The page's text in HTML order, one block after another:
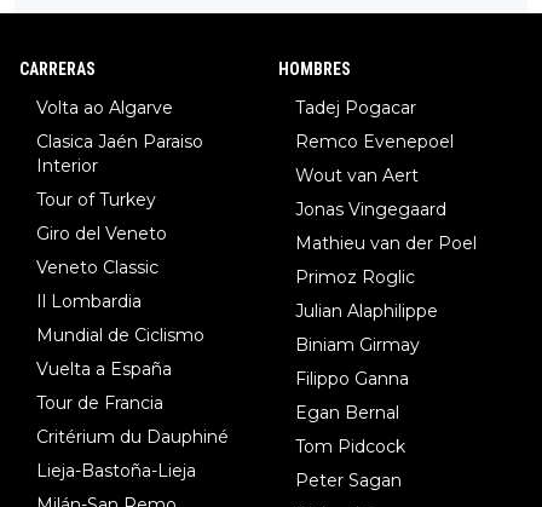
CARRERAS
Volta ao Algarve
Clasica Jaén Paraiso
Interior
Tour of Turkey
Giro del Veneto
Veneto Classic
Il Lombardia
Mundial de Ciclismo
Vuelta a España
Tour de Francia
Critérium du Dauphiné
Lieja-Bastoña-Lieja
HOMBRES
Tadej Pogacar
Remco Evenepoel
Wout van Aert
Jonas Vingegaard
Mathieu van der Poel
Primoz Roglic
Julian Alaphilippe
Biniam Girmay
Filippo Ganna
Egan Bernal
Tom Pidcock
Peter Sagan